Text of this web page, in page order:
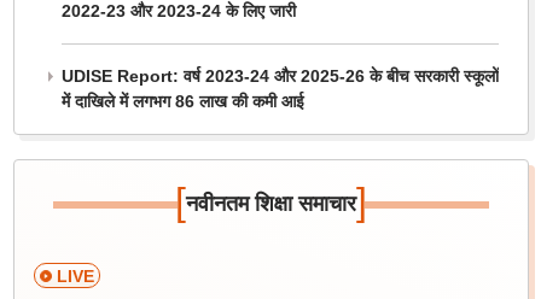
2022-23 और 2023-24 के लिए जारी
UDISE Report: वर्ष 2023-24 और 2025-26 के बीच सरकारी स्कूलों
में दाखिले में लगभग 86 लाख की कमी आई
[नवीनतम शिक्षा समाचार]
LIVE